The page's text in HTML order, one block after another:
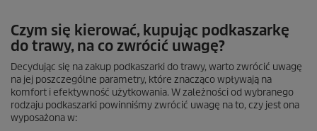
Czym się kierować, kupując podkaszarkę
do trawy, na co zwrócić uwagę?
Decydując się na zakup podkaszarki do trawy, warto zwrócić uwagę
na jej poszczególne parametry, które znacząco wpływają na
komfort i efektywność użytkowania. W zależności od wybranego
rodzaju podkaszarki powinniśmy zwrócić uwagę na to, czy jest ona
wyposażona w: